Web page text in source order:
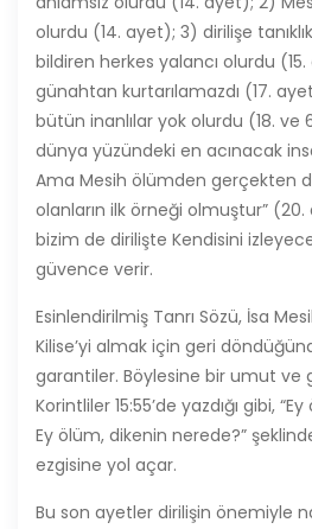
olurdu (14. ayet); 3) dirilişe
bildiren herkes yalancı olurdu
günahtan kurtarılamazdı (17.
bütün inanlılar yok olurdu (18. ve
dünya yüzündeki en acınacak
Ama Mesih ölümden gerçekten
olanların ilk örneği olmuştur”
bizim de dirilişte Kendisini
güvence verir.
Esinlendirilmiş Tanrı Sözü, İsa
Kilise’yi almak için geri
garantiler. Böylesine bir umut ve
Korintliler 15:55’de yazdığı gibi,
Ey ölüm, dikenin nerede?”
ezgisine yol açar.
Bu son ayetler dirilişin önemiyle